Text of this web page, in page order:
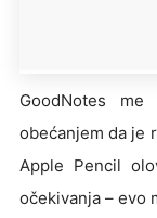
GoodNotes
obećanjem da je
Apple Pencil
očekivanja – evo